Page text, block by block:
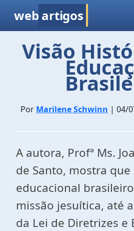
web artigos
Visão
Por Marilene Schwinn | 04/
A autora, Profª Ms.
de Santo, mostra
educacional
missão jesuítica, até
da Lei de Diretrizes e